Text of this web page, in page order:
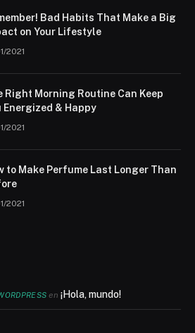
Bad Habits That Make a Big
on Your Lifestyle
2021
Right Morning Routine Can Keep
Energized & Happy
2021
to Make Perfume Last Longer Than
2021
en¡Hola, mundo!